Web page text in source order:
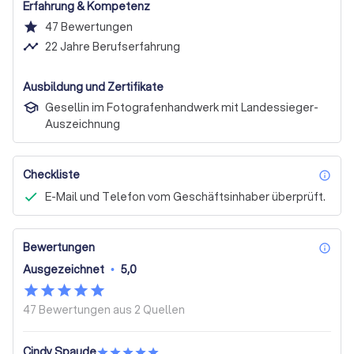
Erfahrung & Kompetenz
star 47 Bewertungen
timeline 22 Jahre Berufserfahrung
Ausbildung und Zertifikate
Gesellin im Fotografenhandwerk mit Landessieger-
Auszeichnung
Checkliste
E-Mail und Telefon vom Geschäftsinhaber überprüft.
Bewertungen
Ausgezeichnet • 5,0
47 Bewertungen aus 2 Quellen